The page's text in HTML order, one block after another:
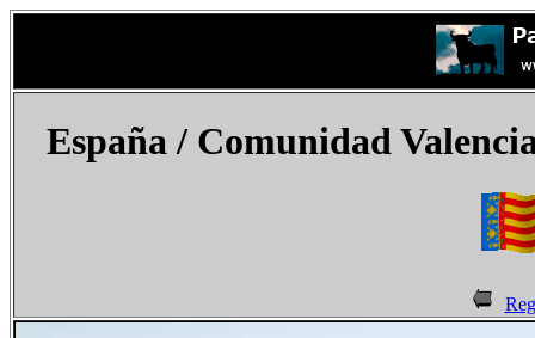
España/ Comunidad